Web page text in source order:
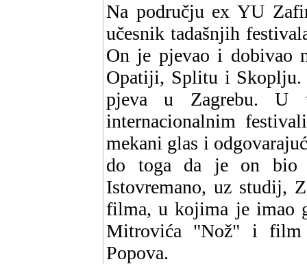
Na području ex YU
učesnik tadašnjih
On je pjevao i dobivao
Opatiji, Splitu i Skoplju.
pjeva u Zagrebu.
internacionalnim
mekani glas i
do toga da je on bio
Istovremano, uz studij,
filma, u kojima je imao
Mitrovića "Nož" i film
Popova.